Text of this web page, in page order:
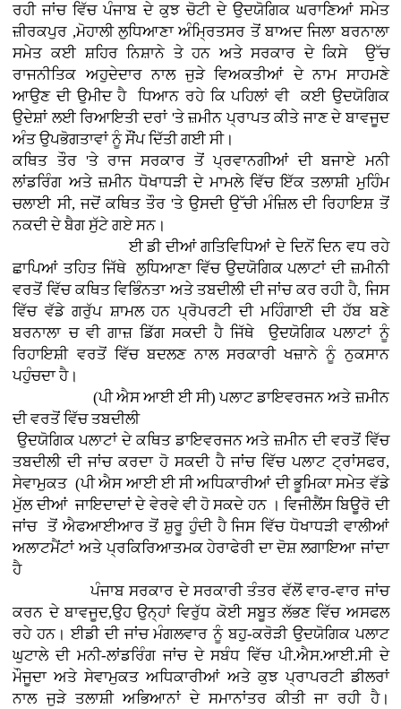
ਰਹੀ ਜਾਂਚ ਵਿੱਚ ਪੰਜਾਬ ਦੇ ਕੁਝ ਚੋਟੀ ਦੇ ਉਦਯੋਗਿਕ ਘਰਾਣਿਆਂ ਸਮੇਤ
ਜ਼ੀਰਕਪੁਰ ,ਮੋਹਾਲੀ ਲੁਧਿਆਣਾ ਅੰਮ੍ਰਿਤਸਰ ਤੋਂ ਬਾਅਦ ਜਿਲਾ ਬਰਨਾਲਾ
ਸਮੇਤ ਕਈ ਸ਼ਹਿਰ ਨਿਸ਼ਾਨੇ ਤੇ ਹਨ ਅਤੇ ਸਰਕਾਰ ਦੇ ਕਿਸੇ ਉੱਚ
ਰਾਜਨੀਤਿਕ ਅਹੁਦੇਦਾਰ ਨਾਲ ਜੁੜੇ ਵਿਅਕਤੀਆਂ ਦੇ ਨਾਮ ਸਾਹਮਣੇ
ਆਉਣ ਦੀ ਉਮੀਦ ਹੈ ਧਿਆਨ ਰਹੇ ਕਿ ਪਹਿਲਾਂ ਵੀ ਕਈ ਉਦਯੋਗਿਕ
ਉਦੇਸ਼ਾਂ ਲਈ ਰਿਆਇਤੀ ਦਰਾਂ 'ਤੇ ਜ਼ਮੀਨ ਪ੍ਰਾਪਤ ਕੀਤੇ ਜਾਣ ਦੇ ਬਾਵਜੂਦ
ਅੰਤ ਉਪਭੋਗਤਾਵਾਂ ਨੂੰ ਸੌਂਪ ਦਿੱਤੀ ਗਈ ਸੀ।
ਕਥਿਤ ਤੌਰ 'ਤੇ ਰਾਜ ਸਰਕਾਰ ਤੋਂ ਪ੍ਰਵਾਨਗੀਆਂ ਦੀ ਬਜਾਏ ਮਨੀ
ਲਾਂਡਰਿੰਗ ਅਤੇ ਜ਼ਮੀਨ ਧੋਖਾਧੜੀ ਦੇ ਮਾਮਲੇ ਵਿੱਚ ਇੱਕ ਤਲਾਸ਼ੀ ਮੁਹਿੰਮ
ਚਲਾਈ ਸੀ, ਜਦੋਂ ਕਥਿਤ ਤੌਰ 'ਤੇ ਉਸਦੀ ਉੱਚੀ ਮੰਜ਼ਿਲ ਦੀ ਰਿਹਾਇਸ਼ ਤੋਂ
ਨਕਦੀ ਦੇ ਬੈਗ ਸੁੱਟੇ ਗਏ ਸਨ।
ਈ ਡੀ ਦੀਆਂ ਗਤਿਵਿਧਿਆਂ ਦੇ ਦਿਨੋਂ ਦਿਨ ਵਧ ਰਹੇ
ਛਾਪਿਆਂ ਤਹਿਤ ਜਿੱਥੇ ਲੁਧਿਆਣਾ ਵਿੱਚ ਉਦਯੋਗਿਕ ਪਲਾਟਾਂ ਦੀ ਜ਼ਮੀਨੀ
ਵਰਤੋਂ ਵਿੱਚ ਕਥਿਤ ਵਿਭਿੰਨਤਾ ਅਤੇ ਤਬਦੀਲੀ ਦੀ ਜਾਂਚ ਕਰ ਰਹੀ ਹੈ, ਜਿਸ
ਵਿੱਚ ਵੱਡੇ ਗਰੁੱਪ ਸ਼ਾਮਲ ਹਨ ਪ੍ਰੋਪਰਟੀ ਦੀ ਮਹਿੰਗਾਈ ਦੀ ਹੱਬ ਬਣੇ
ਬਰਨਾਲਾ ਚ ਵੀ ਗਾਜ਼ ਡਿੱਗ ਸਕਦੀ ਹੈ ਜਿੱਥੇ ਉਦਯੋਗਿਕ ਪਲਾਟਾਂ ਨੂੰ
ਰਿਹਾਇਸ਼ੀ ਵਰਤੋਂ ਵਿੱਚ ਬਦਲਣ ਨਾਲ ਸਰਕਾਰੀ ਖਜ਼ਾਨੇ ਨੂੰ ਨੁਕਸਾਨ
ਪਹੁੰਚਦਾ ਹੈ।
(ਪੀ ਐਸ ਆਈ ਈ ਸੀ) ਪਲਾਟ ਡਾਇਵਰਜਨ ਅਤੇ ਜ਼ਮੀਨ
ਦੀ ਵਰਤੋਂ ਵਿੱਚ ਤਬਦੀਲੀ
ਉਦਯੋਗਿਕ ਪਲਾਟਾਂ ਦੇ ਕਥਿਤ ਡਾਇਵਰਜਨ ਅਤੇ ਜ਼ਮੀਨ ਦੀ ਵਰਤੋਂ ਵਿੱਚ
ਤਬਦੀਲੀ ਦੀ ਜਾਂਚ ਕਰਦਾ ਹੋ ਸਕਦੀ ਹੈ ਜਾਂਚ ਵਿੱਚ ਪਲਾਟ ਟ੍ਰਾਂਸਫਰ,
ਸੇਵਾਮੁਕਤ (ਪੀ ਐਸ ਆਈ ਈ ਸੀ ਅਧਿਕਾਰੀਆਂ ਦੀ ਭੂਮਿਕਾ ਸਮੇਤ ਵੱਡੇ
ਮੁੱਲ ਦੀਆਂ ਜਾਇਦਾਦਾਂ ਦੇ ਵੇਰਵੇ ਵੀ ਹੋ ਸਕਦੇ ਹਨ । ਵਿਜੀਲੈਂਸ ਬਿਊਰੋ ਦੀ
ਜਾਂਚ ਤੋਂ ਐਫਆਈਆਰ ਤੋਂ ਸ਼ੁਰੂ ਹੁੰਦੀ ਹੈ ਜਿਸ ਵਿੱਚ ਧੋਖਾਧੜੀ ਵਾਲੀਆਂ
ਅਲਾਟਮੈਂਟਾਂ ਅਤੇ ਪ੍ਰਕਿਰਿਆਤਮਕ ਹੇਰਾਫੇਰੀ ਦਾ ਦੋਸ਼ ਲਗਾਇਆ ਜਾਂਦਾ
ਹੈ
ਪੰਜਾਬ ਸਰਕਾਰ ਦੇ ਸਰਕਾਰੀ ਤੰਤਰ ਵੱਲੋਂ ਵਾਰ-ਵਾਰ ਜਾਂਚ
ਕਰਨ ਦੇ ਬਾਵਜੂਦ,ਉਹ ਉਨ੍ਹਾਂ ਵਿਰੁੱਧ ਕੋਈ ਸਬੂਤ ਲੱਭਣ ਵਿੱਚ ਅਸਫਲ
ਰਹੇ ਹਨ। ਈਡੀ ਦੀ ਜਾਂਚ ਮੰਗਲਵਾਰ ਨੂੰ ਬਹੁ-ਕਰੋੜੀ ਉਦਯੋਗਿਕ ਪਲਾਟ
ਘੁਟਾਲੇ ਦੀ ਮਨੀ-ਲਾਂਡਰਿੰਗ ਜਾਂਚ ਦੇ ਸਬੰਧ ਵਿੱਚ ਪੀ.ਐਸ.ਆਈ.ਸੀ ਦੇ
ਮੌਜੂਦਾ ਅਤੇ ਸੇਵਾਮੁਕਤ ਅਧਿਕਾਰੀਆਂ ਅਤੇ ਕੁਝ ਪ੍ਰਾਪਰਟੀ ਡੀਲਰਾਂ
ਨਾਲ ਜੁੜੇ ਤਲਾਸ਼ੀ ਅਭਿਆਨਾਂ ਦੇ ਸਮਾਨਾਂਤਰ ਕੀਤੀ ਜਾ ਰਹੀ ਹੈ।